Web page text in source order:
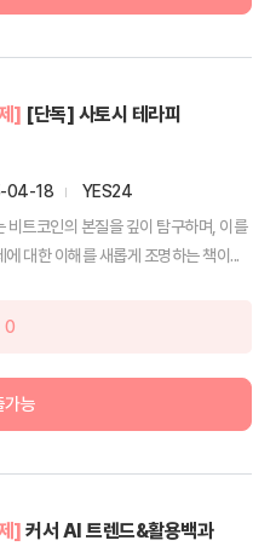
] [단독] 사토시 테라피
04-18
YES24
비트코인의 본질을 깊이 탐구하며, 이를
에 대한 이해를 새롭게 조명하는 책이...
0
가능
] 커서 AI 트렌드&활용백과